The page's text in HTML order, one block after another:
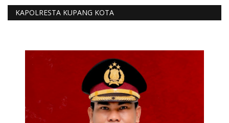
KAPOLRESTA KUPANG KOTA